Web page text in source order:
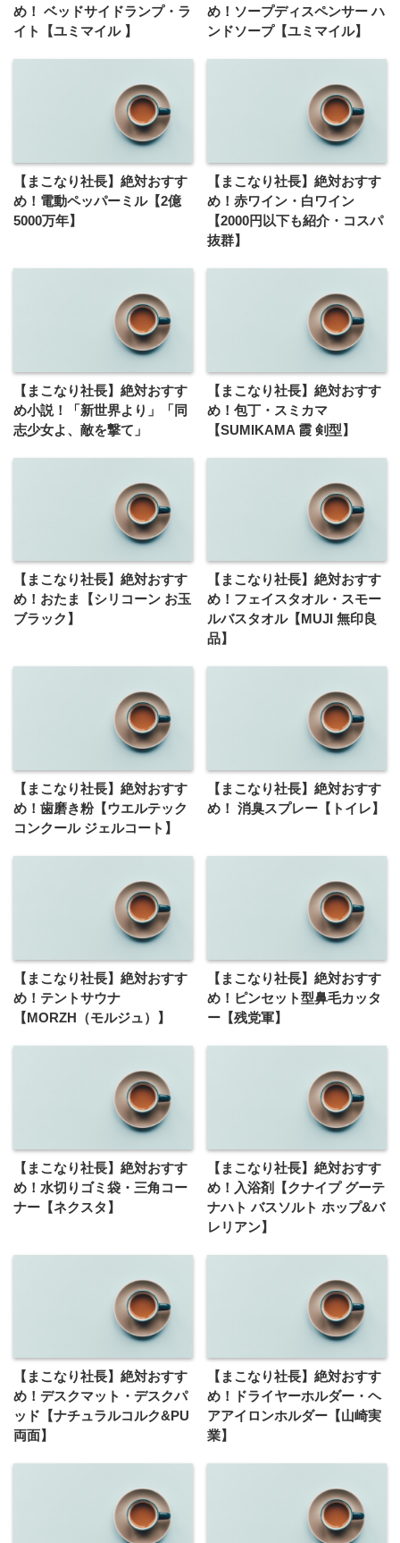
め！ ベッドサイドランプ・ラ
イト【ユミマイル 】
め！ソープディスペンサー ハ
ンドソープ【ユミマイル】
【まこなり社長】絶対おすす
め！電動ペッパーミル【2億
5000万年】
【まこなり社長】絶対おすす
め！赤ワイン・白ワイン
【2000円以下も紹介・コスパ
抜群】
【まこなり社長】絶対おすす
め小説！「新世界より」「同
志少女よ、敵を撃て」
【まこなり社長】絶対おすす
め！包丁・スミカマ
【SUMIKAMA 霞 剣型】
【まこなり社長】絶対おすす
め！おたま【シリコーン お玉
ブラック】
【まこなり社長】絶対おすす
め！フェイスタオル・スモー
ルバスタオル【MUJI 無印良
品】
【まこなり社長】絶対おすす
め！歯磨き粉【ウエルテック
コンクール ジェルコート】
【まこなり社長】絶対おすす
め！ 消臭スプレー【トイレ】
【まこなり社長】絶対おすす
め！テントサウナ
【MORZH（モルジュ）】
【まこなり社長】絶対おすす
め！ピンセット型鼻毛カッタ
ー【残党軍】
【まこなり社長】絶対おすす
め！水切りゴミ袋・三角コー
ナー【ネクスタ】
【まこなり社長】絶対おすす
め！入浴剤【クナイプ グーテ
ナハト バスソルト ホップ&バ
レリアン】
【まこなり社長】絶対おすす
め！デスクマット・デスクパ
ッド【ナチュラルコルク&PU
両面】
【まこなり社長】絶対おすす
め！ドライヤーホルダー・ヘ
アアイロンホルダー【山崎実
業】